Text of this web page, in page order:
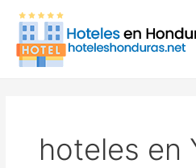
contenido
hoteles en